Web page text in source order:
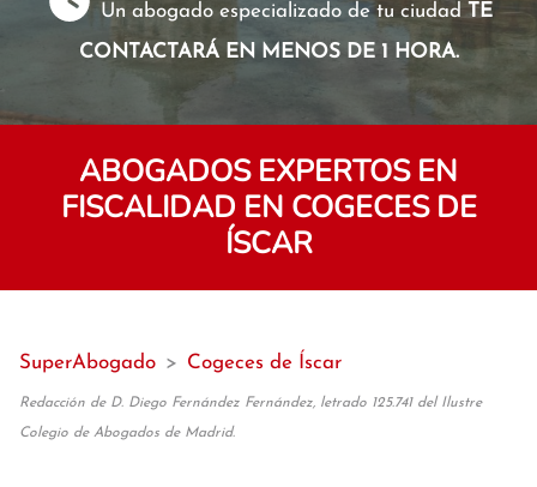
Un abogado especializado de tu ciudadTE
CONTACTARÁ EN MENOS DE 1 HORA.
ABOGADOS EXPERTOS EN
FISCALIDAD EN COGECES DE
ÍSCAR
SuperAbogado > Cogeces de Íscar
Redacción de D. Diego Fernández Fernández, letrado 125.741 del Ilustre
Colegio de Abogados de Madrid.